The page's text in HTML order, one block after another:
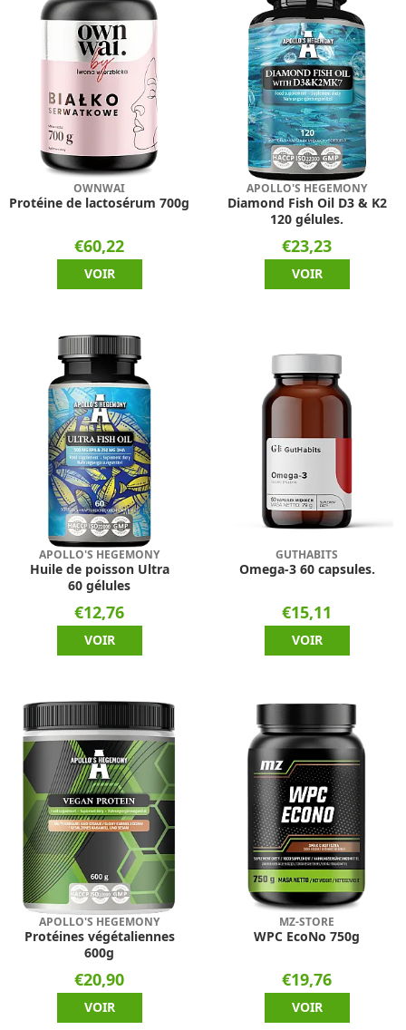
OWNWAI
Protéine de lactosérum 700g
€60,22
VOIR
APOLLO'S HEGEMONY
Diamond Fish Oil D3 & K2
120 gélules.
€23,23
VOIR
APOLLO'S HEGEMONY
Huile de poisson Ultra
60 gélules
€12,76
VOIR
GUTHABITS
Omega-3 60 capsules.
€15,11
VOIR
APOLLO'S HEGEMONY
Protéines végétaliennes
600g
€20,90
VOIR
MZ-STORE
WPC EcoNo 750g
€19,76
VOIR